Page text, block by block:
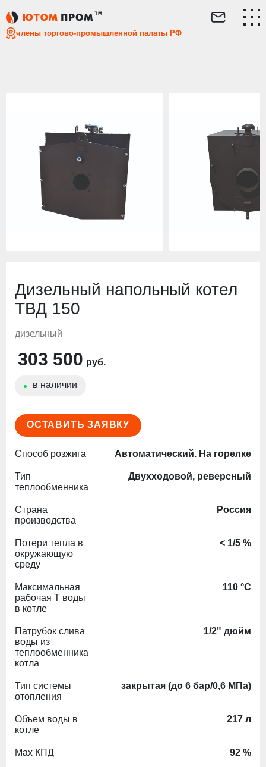
члены торгово-промышленной палаты РФ
Дизельный напольный котел
ТВД 150
дизельный
303 500 руб.
в наличии
ОСТАВИТЬ ЗАЯВКУ
Способ розжига Автоматический. На горелке
Тип
теплообменника
Двухходовой, реверсный
Страна
производства
Россия
Потери тепла в
окружающую
среду
< 1/5 %
Максимальная
рабочая Т воды
в котле
110 °C
Патрубок слива
воды из
теплообменника
котла
1/2" дюйм
Тип системы
отопления
закрытая (до 6 бар/0,6 МПа)
Объем воды в
котле
217 л
Max КПД 92 %